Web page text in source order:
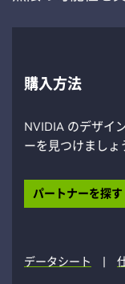
購入方法
NVIDIA のデザイ
ーを見つけましょ
パートナーを探す
データシート |